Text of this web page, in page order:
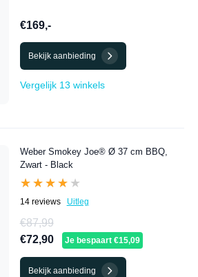
€169,-
Bekijk aanbieding
Vergelijk 13 winkels
Weber Smokey Joe® Ø 37 cm BBQ,
Zwart - Black
★★★★★
★★★★★
14 reviews Uitleg
€87,99
€72,90
Je bespaart €15,09
Bekijk aanbieding